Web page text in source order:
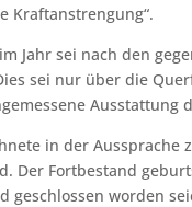
Kraftanstrengung“.
Jahr sei nach den
sei nur über die
Ausstattung
in der
Der Fortbestand
geschlossen worden